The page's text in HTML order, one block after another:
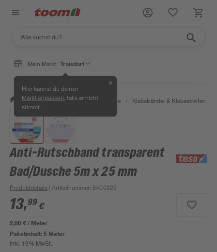
Mein Markt: Troisdorf
Hier kannst du deinen
Markt anpassen , falls er nicht
stimmt.
✕
/ Bauen & Renovieren / Klebstoffe / Klebebänder & Klebestreifen
Anti-Rutschband transparent
Bad/Dusche 5m x 25 mm
Produktdetails | Artikelnummer: 8400329
13,99 €
2,80 € / Meter
Paketinhalt:5 Meter
inkl. 19% MwSt.